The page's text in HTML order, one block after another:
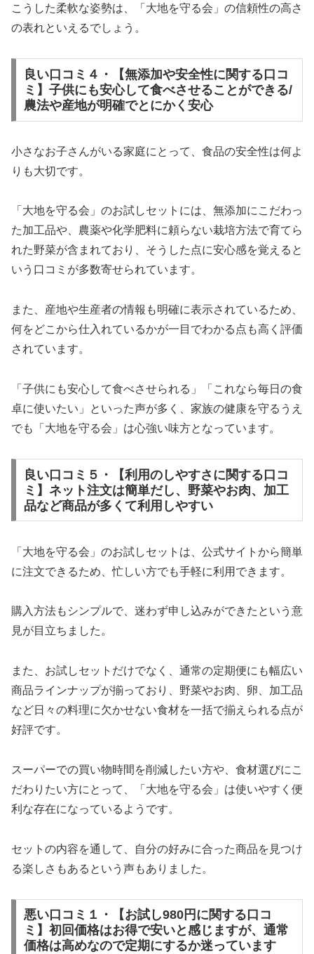
こうした柔軟な姿勢は、「大地を守る会」の信頼性の高さ
の表れといえるでしょう。
良い口コミ４・【無添加や安全性に関する口コ
ミ】子供にも安心して食べさせることができる/
農法や産地が明確でとにかく安心
小さなお子さんがいる家庭にとって、食品の安全性は何よ
りも大切です。
「大地を守る会」のお試しセットには、無添加にこだわっ
た加工品や、農薬や化学肥料に頼らない栽培方法で育てら
れた野菜が含まれており、そうした点に安心感を覚えると
いう口コミが多数寄せられています。
また、産地や生産者の情報も明確に表示されているため、
何をどこから仕入れているかが一目でわかる点も高く評価
されています。
「子供にも安心して食べさせられる」「これなら毎日の食
卓に使いたい」といった声が多く、家族の健康を守るうえ
でも「大地を守る会」は心強い味方となっています。
良い口コミ５・【利用のしやすさに関する口コ
ミ】ネット注文は簡単だし、野菜やお肉、加工
品など商品が多くて利用しやすい
「大地を守る会」のお試しセットは、公式サイトから簡単
に注文できるため、忙しい方でも手軽に利用できます。
購入方法もシンプルで、迷わず申し込みができたという意
見が目立ちました。
また、お試しセットだけでなく、通常の定期便にも幅広い
商品ラインナップが揃っており、野菜やお肉、卵、加工品
など日々の料理に欠かせない食材を一括で揃えられる点が
好評です。
スーパーでの買い物時間を削減したい方や、食材選びにこ
だわりたい方にとって、「大地を守る会」は使いやすく便
利な存在になっているようです。
セットの内容を通して、自分の好みに合った商品を見つけ
る楽しさもあるという声もありました。
悪い口コミ１・【お試し980円に関する口コ
ミ】初回価格はお得で安いと感じますが、通常
価格は高めなので定期にするか迷っています